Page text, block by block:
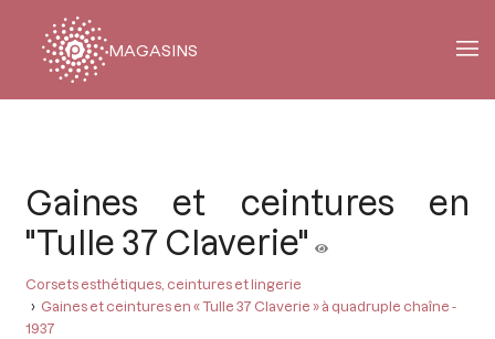
MAGASINS
Gaines et ceintures en
"Tulle 37 Claverie"
Corsets esthétiques, ceintures et lingerie
Gaines et ceintures en « Tulle 37 Claverie » à quadruple chaîne -
1937